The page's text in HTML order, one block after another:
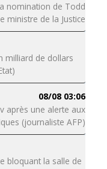
nomination de Todd
ministre de la Justice
milliard de dollars
08/08 03:06
après une alerte aux
(journaliste AFP)
bloquant la salle de